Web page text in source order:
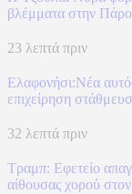
βλέμματα στην Πάρο
23 λεπτά πριν
Ελαφονήσι:Νέα
επιχείρηση
32 λεπτά πριν
Τραμπ: Εφετείο
αίθουσας χορού